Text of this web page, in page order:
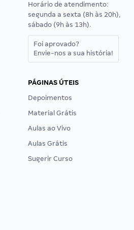
Horário de atendimento:
segunda a sexta (8h às 20h),
sábado (9h às 13h).
Foi aprovado?
Envie-nos a sua história!
PÁGINAS ÚTEIS
Depoimentos
Material Grátis
Aulas ao Vivo
Aulas Grátis
Sugerir Curso